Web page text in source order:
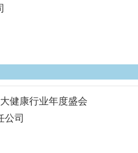
健康行业年度盛会
公司